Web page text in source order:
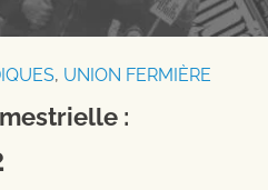
, UNION FERMIÈRE
: